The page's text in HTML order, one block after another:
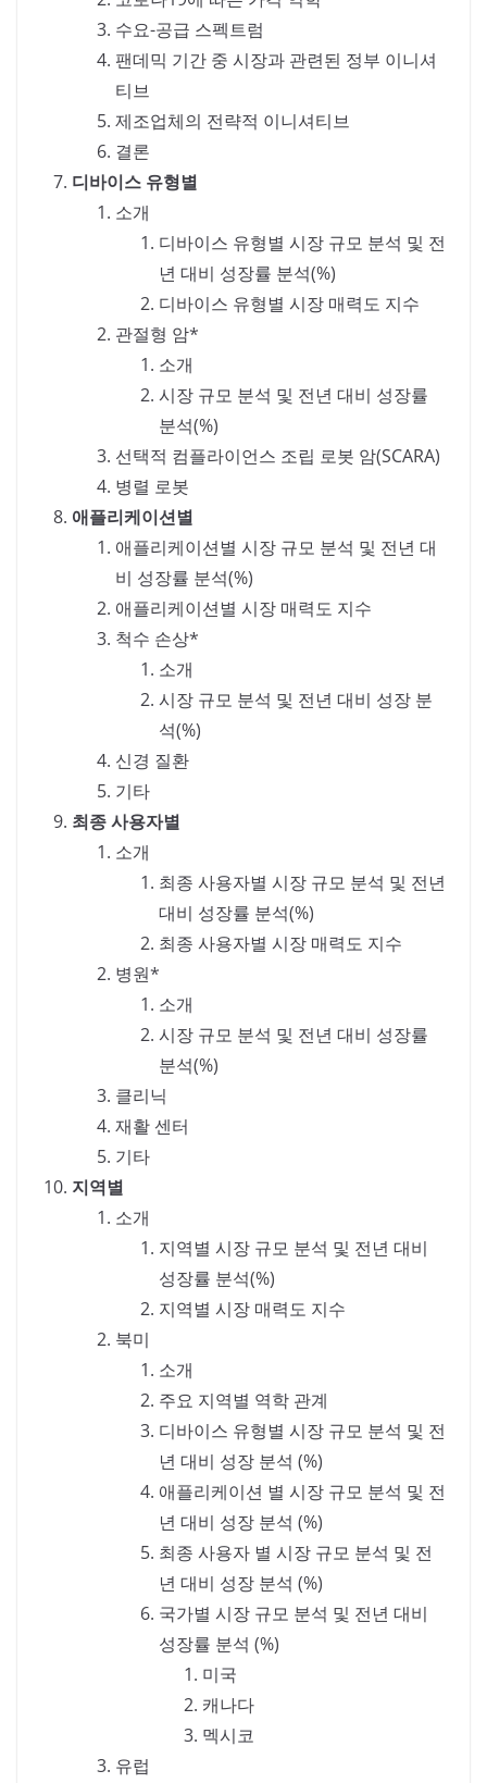
수요-공급 스펙트럼
팬데믹 기간 중 시장과 관련된 정부 이니셔
티브
제조업체의 전략적 이니셔티브
결론
디바이스 유형별
소개
디바이스 유형별 시장 규모 분석 및 전
년 대비 성장률 분석(%)
디바이스 유형별 시장 매력도 지수
관절형 암*
소개
시장 규모 분석 및 전년 대비 성장률
분석(%)
선택적 컴플라이언스 조립 로봇 암(SCARA)
병렬 로봇
애플리케이션별
애플리케이션별 시장 규모 분석 및 전년 대
비 성장률 분석(%)
애플리케이션별 시장 매력도 지수
척수 손상*
소개
시장 규모 분석 및 전년 대비 성장 분
석(%)
신경 질환
기타
최종 사용자별
소개
최종 사용자별 시장 규모 분석 및 전년
대비 성장률 분석(%)
최종 사용자별 시장 매력도 지수
병원*
소개
시장 규모 분석 및 전년 대비 성장률
분석(%)
클리닉
재활 센터
기타
지역별
소개
지역별 시장 규모 분석 및 전년 대비
성장률 분석(%)
지역별 시장 매력도 지수
북미
소개
주요 지역별 역학 관계
디바이스 유형별 시장 규모 분석 및 전
년 대비 성장 분석 (%)
애플리케이션 별 시장 규모 분석 및 전
년 대비 성장 분석 (%)
최종 사용자 별 시장 규모 분석 및 전
년 대비 성장 분석 (%)
국가별 시장 규모 분석 및 전년 대비
성장률 분석 (%)
미국
캐나다
멕시코
유럽